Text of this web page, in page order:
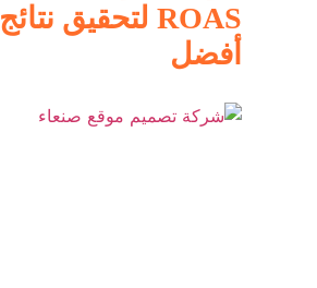
ROAS لتحقيق نتائج
أفضل